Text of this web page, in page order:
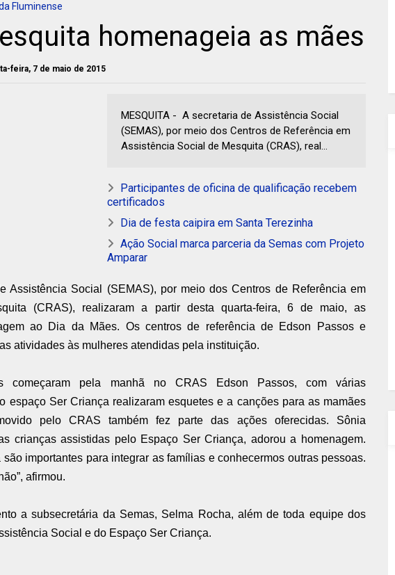
Fluminense
homenageia as mães
feira, 7 de maio de 2015
MESQUITA - A secretaria de Assistência Social
(SEMAS), por meio dos Centros de Referência em
Assistência Social de Mesquita (CRAS), real...
Participantes de oficina de qualificação recebem
certificados
Dia de festa caipira em Santa Terezinha
Ação Social marca parceria da Semas com Projeto
Amparar
Assistência Social (SEMAS), por meio dos Centros de Referência em
(CRAS), realizaram a partir desta quarta-feira, 6 de maio, as
ao Dia da Mães. Os centros de referência de Edson Passos e
atividades às mulheres atendidas pela instituição.
começaram pela manhã no CRAS Edson Passos, com várias
espaço Ser Criança realizaram esquetes e a canções para as mamães
pelo CRAS também fez parte das ações oferecidas. Sônia
crianças assistidas pelo Espaço Ser Criança, adorou a homenagem.
importantes para integrar as famílias e conhecermos outras pessoas.
afirmou.
a subsecretária da Semas, Selma Rocha, além de toda equipe dos
Social e do Espaço Ser Criança.